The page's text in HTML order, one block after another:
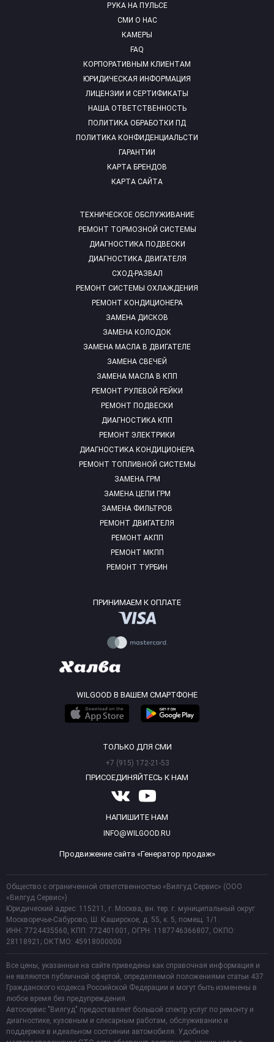
РУКА НА ПУЛЬСЕ
СМИ О НАС
КАМЕРЫ
FAQ
ТЕХНИЧЕСКОЕ ОБСЛУЖИВАНИЕ
РЕМОНТ ТОРМОЗНОЙ СИСТЕМЫ
ДИАГНОСТИКА ПОДВЕСКИ
ДИАГНОСТИКА ДВИГАТЕЛЯ
СХОД-РАЗВАЛ
РЕМОНТ СИСТЕМЫ ОХЛАЖДЕНИЯ
РЕМОНТ КОНДИЦИОНЕРА
ЗАМЕНА ДИСКОВ
ЗАМЕНА КОЛОДОК
ЗАМЕНА МАСЛА В ДВИГАТЕЛЕ
ЗАМЕНА СВЕЧЕЙ
ЗАМЕНА МАСЛА В КПП
РЕМОНТ РУЛЕВОЙ РЕЙКИ
РЕМОНТ ПОДВЕСКИ
ДИАГНОСТИКА КПП
РЕМОНТ ЭЛЕКТРИКИ
ДИАГНОСТИКА КОНДИЦИОНЕРА
РЕМОНТ ТОПЛИВНОЙ СИСТЕМЫ
ЗАМЕНА ГРМ
ЗАМЕНА ЦЕПИ ГРМ
ЗАМЕНА ФИЛЬТРОВ
РЕМОНТ ДВИГАТЕЛЯ
РЕМОНТ АКПП
РЕМОНТ МКПП
РЕМОНТ ТУРБИН
КОРПОРАТИВНЫМ КЛИЕНТАМ
ЮРИДИЧЕСКАЯ ИНФОРМАЦИЯ
ЛИЦЕНЗИИ И СЕРТИФИКАТЫ
НАША ОТВЕТСТВЕННОСТЬ
ПОЛИТИКА ОБРАБОТКИ ПД
ПОЛИТИКА КОНФИДЕНЦИАЛЬСТИ
ГАРАНТИИ
КАРТА БРЕНДОВ
КАРТА САЙТА
ПРИНИМАЕМ К ОПЛАТЕ
WILGOOD В ВАШЕМ СМАРТФОНЕ
ТОЛЬКО ДЛЯ СМИ
+7 (915) 172-21-53
ПРИСОЕДИНЯЙТЕСЬ К НАМ
НАПИШИТЕ НАМ
INFO@WILGOOD.RU
Продвижение сайта «Генератор продаж»
Общество с ограниченной ответственностью «Вилгуд Сервис» (ООО
«Вилгуд Сервис»)
Юридический адрес: 115211, г. Москва, вн. тер. г. муниципальный округ
Москворечье-Сабурово, Ш. Каширское, д. 55, к. 5, помещ. 1/1.
ИНН: 7724435560, КПП: 772401001, ОГРН: 1187746366807, ОКПО:
28118921; ОКТМО: 45918000000
Все цены, указанные на сайте приведены как справочная информация и
не являются публичной офертой, определяемой положениями статьи 437
Гражданского кодекса Российской Федерации и могут быть изменены в
любое время без предупреждения.
Автосервис "Вилгуд" предоставляет большой спектр услуг по ремонту и
диагностике, кузовным и слесарным работам, обслуживанию и
поддержке в идеальном состоянии автомобиля. Удобное